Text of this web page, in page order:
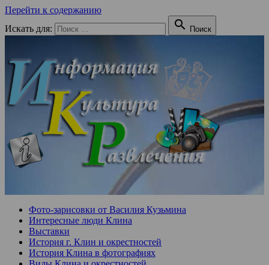
Перейти к содержанию
Искать для:
 Поиск
Фото-зарисовки от Василия Кузьмина
Интересные люди Клина
Выставки
История г. Клин и окрестностей
История Клина в фотографиях